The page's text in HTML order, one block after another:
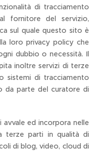
di tracciamento
fornitore del servizio,
sul quale questo sito è
loro privacy policy che
dubbio o necessità. Il
inoltre servizi di terze
sistemi di tracciamento
da parte del curatore di
avvale ed incorpora nelle
terze parti in qualità di
di blog, video, cloud di